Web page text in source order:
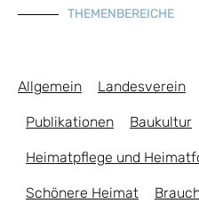
THEMENBEREICHE
Allgemein Landesverein
Publikationen Baukultur
Heimatpflege und
Schönere Heimat